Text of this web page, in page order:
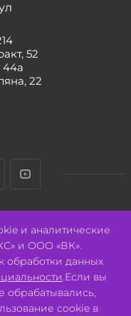
52
44а
22
Павловский тракт, 52.
и аналитические
и ООО «ВК».
обработки данных
.Если вы
обрабатывались,
cookie в